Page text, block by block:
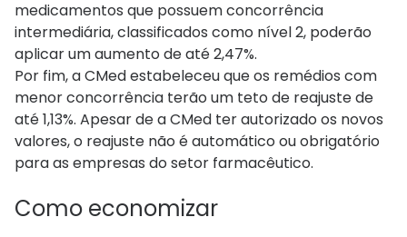
medicamentos que possuem concorrência
intermediária, classificados como nível 2, poderão
aplicar um aumento de até 2,47%.
Por fim, a CMed estabeleceu que os remédios com
menor concorrência terão um teto de reajuste de
até 1,13%. Apesar de a CMed ter autorizado os novos
valores, o reajuste não é automático ou obrigatório
para as empresas do setor farmacêutico.
Como economizar